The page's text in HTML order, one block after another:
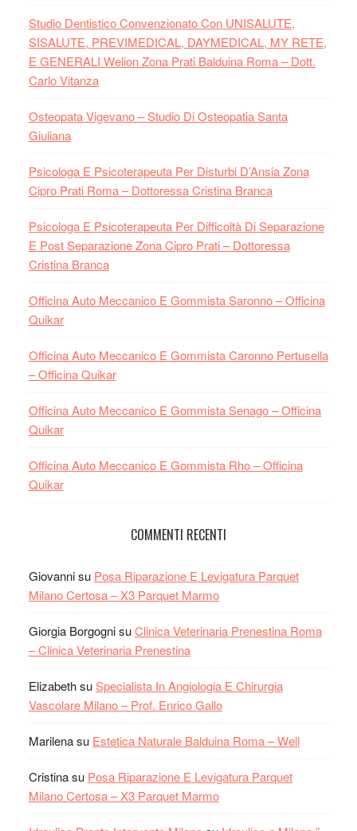
Studio Dentistico Convenzionato Con UNISALUTE,
SISALUTE, PREVIMEDICAL, DAYMEDICAL, MY RETE,
E GENERALI Welion Zona Prati Balduina Roma – Dott.
Carlo Vitanza
Osteopata Vigevano – Studio Di Osteopatia Santa
Giuliana
Psicologa E Psicoterapeuta Per Disturbi D’Ansia Zona
Cipro Prati Roma – Dottoressa Cristina Branca
Psicologa E Psicoterapeuta Per Difficoltà Di Separazione
E Post Separazione Zona Cipro Prati – Dottoressa
Cristina Branca
Officina Auto Meccanico E Gommista Saronno – Officina
Quikar
Officina Auto Meccanico E Gommista Caronno Pertusella
– Officina Quikar
Officina Auto Meccanico E Gommista Senago – Officina
Quikar
Officina Auto Meccanico E Gommista Rho – Officina
Quikar
COMMENTI RECENTI
Giovannisu Posa Riparazione E Levigatura Parquet
Milano Certosa – X3 Parquet Marmo
Giorgia BorgognisuClinica Veterinaria Prenestina Roma
– Clinica Veterinaria Prenestina
ElizabethsuSpecialista In Angiologia E Chirurgia
Vascolare Milano – Prof. Enrico Gallo
Marilenasu Estetica Naturale Balduina Roma – Well
Cristinasu Posa Riparazione E Levigatura Parquet
Milano Certosa – X3 Parquet Marmo